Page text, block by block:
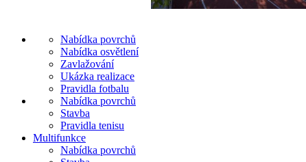
Nabídka povrchů
Nabídka osvětlení
Zavlažování
Ukázka realizace
Pravidla fotbalu
Nabídka povrchů
Stavba
Pravidla tenisu
Multifunkce
Nabídka povrchů